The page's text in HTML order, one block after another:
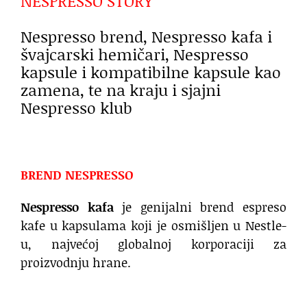
Nespresso brend, Nespresso kafa i
švajcarski hemičari, Nespresso
kapsule i kompatibilne kapsule kao
zamena, te na kraju i sjajni
Nespresso klub
BREND NESPRESSO
Nespresso kafaje genijalni brend espreso
kafe u kapsulama koji je osmišljen u Nestle-
u, najvećoj globalnoj korporaciji za
proizvodnju hrane.